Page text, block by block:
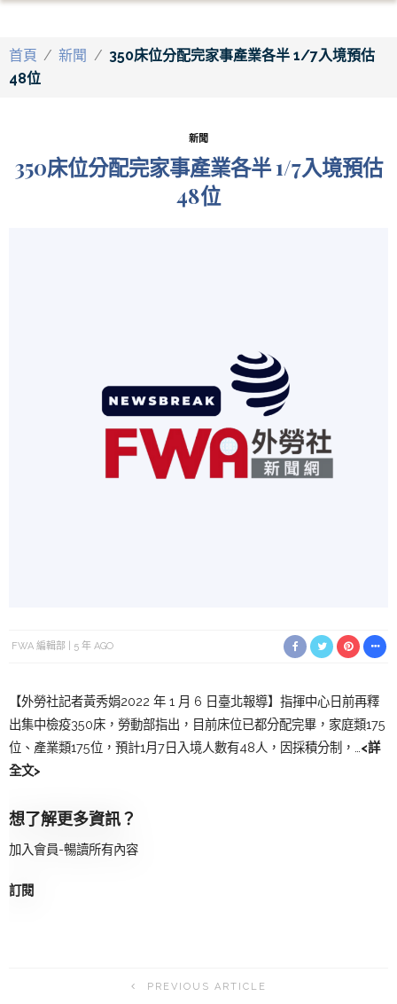
首頁 / 新聞 / 350床位分配完家事產業各半 1/7入境預估
48位
新聞
350床位分配完家事產業各半 1/7入境預估
48位
FWA 編輯部 5 年 AGO
【外勞社記者黃秀娟2022 年 1 月 6 日臺北報導】指揮中心日前再釋
出集中檢疫350床，勞動部指出，目前床位已都分配完畢，家庭類175
位、產業類175位，預計1月7日入境人數有48人，因採積分制，… <詳
全文>
想了解更多資訊？
加入會員-暢讀所有內容
訂閱
PREVIOUS ARTICLE